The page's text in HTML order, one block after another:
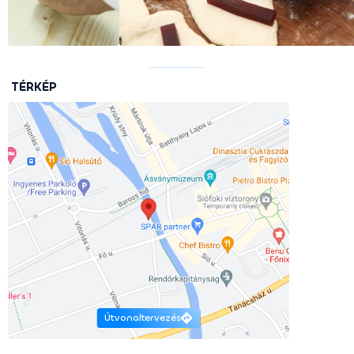
TÉRKÉP
Útvonaltervezés